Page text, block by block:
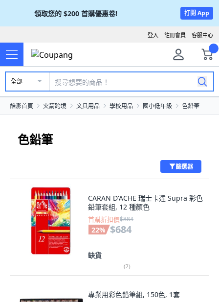
領取您的 $200 首購優惠卷! 打開 App
客服中心
註冊會員
登入
全部
酷澎首頁 火箭跨境 文具用品 學校用品 國小低年級 色鉛筆
色鉛筆
篩選器
CARAN D'ACHE 瑞士卡達 Supra 彩色
鉛筆套組, 12 種顏色
首購折扣價$884
22% $684
缺貨
(2)
專業用彩色鉛筆組, 150色, 1套